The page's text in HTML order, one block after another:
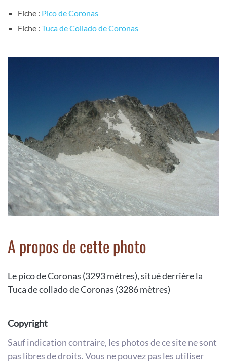
Fiche : Pico de Coronas
Fiche : Tuca de Collado de Coronas
A propos de cette photo
Le pico de Coronas (3293 mètres), situé derrière la
Tuca de collado de Coronas (3286 mètres)
Copyright
Sauf indication contraire, les photos de ce site ne sont
pas libres de droits. Vous ne pouvez pas les utiliser